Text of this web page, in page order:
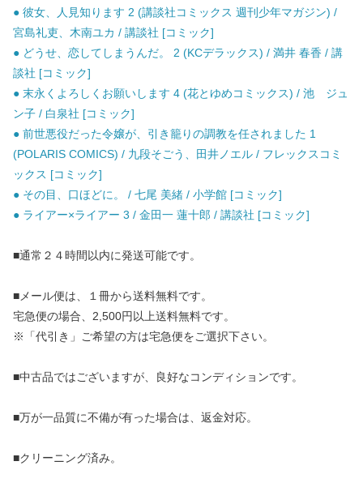
● 彼女、人見知ります 2 (講談社コミックス 週刊少年マガジン) /
宮島礼吏、木南ユカ / 講談社 [コミック]
● どうせ、恋してしまうんだ。 2 (KCデラックス) / 満井 春香 / 講
談社 [コミック]
● 末永くよろしくお願いします 4 (花とゆめコミックス) / 池 ジュ
ン子 / 白泉社 [コミック]
● 前世悪役だった令嬢が、引き籠りの調教を任されました 1
(POLARIS COMICS) / 九段そごう、田井ノエル / フレックスコミ
ックス [コミック]
● その目、口ほどに。 / 七尾 美緒 / 小学館 [コミック]
● ライアー×ライアー 3 / 金田一 蓮十郎 / 講談社 [コミック]
■通常２４時間以内に発送可能です。
■メール便は、１冊から送料無料です。
宅急便の場合、2,500円以上送料無料です。
※「代引き」ご希望の方は宅急便をご選択下さい。
■中古品ではございますが、良好なコンディションです。
■万が一品質に不備が有った場合は、返金対応。
■クリーニング済み。